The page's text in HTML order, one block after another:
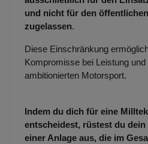
und nicht für den
zugelassen.
Diese Einschränkung
Kompromisse bei Leistung
ambitionierten Motorsport.
Indem du dich für eine
entscheidest, rüstest du
einer Anlage aus, die im